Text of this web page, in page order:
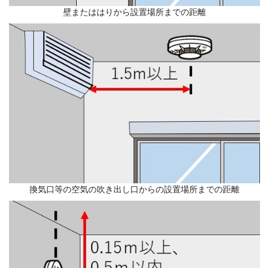
壁またははりから設置場所までの距離
換気口等の空気の吹き出し口からの設置場所までの距離